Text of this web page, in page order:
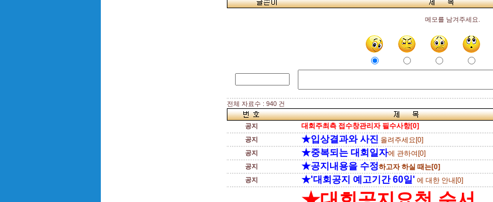
메모를 남겨주세요.
전체 자료수 : 940 건
공지 대회주최측 접수창관리자 필수사항[0]
공지
★입상결과와 사진 올려주세요[0]
공지
★중복되는 대회일자에 관하여[0]
공지
★공지내용을 수정하고자 하실 때는[0]
공지
★'대회공지 예고기간 60일' 에 대한 안내[0]